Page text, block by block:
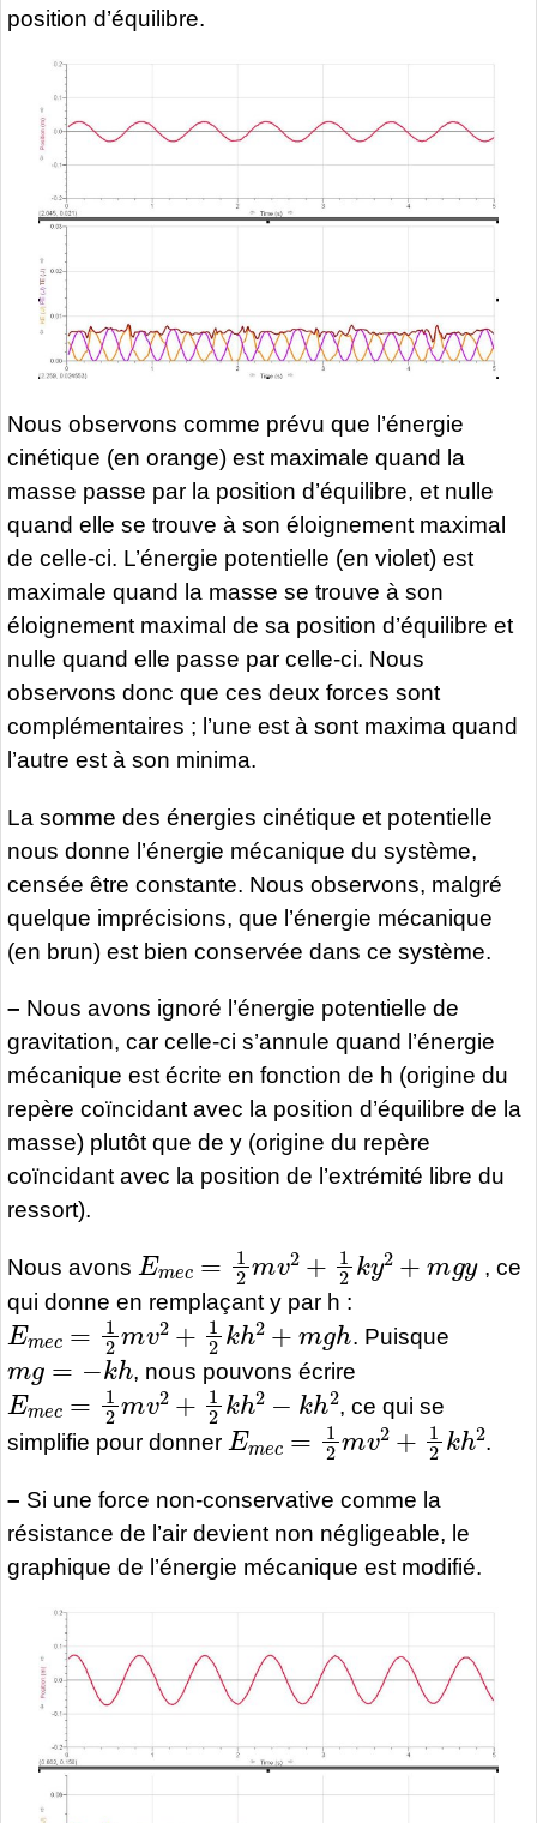
position d’équilibre.
Nous observons comme prévu que l’énergie
cinétique (en orange) est maximale quand la
masse passe par la position d’équilibre, et nulle
quand elle se trouve à son éloignement maximal
de celle-ci. L’énergie potentielle (en violet) est
maximale quand la masse se trouve à son
éloignement maximal de sa position d’équilibre et
nulle quand elle passe par celle-ci. Nous
observons donc que ces deux forces sont
complémentaires ; l’une est à sont maxima quand
l’autre est à son minima.
La somme des énergies cinétique et potentielle
nous donne l’énergie mécanique du système,
censée être constante. Nous observons, malgré
quelque imprécisions, que l’énergie mécanique
(en brun) est bien conservée dans ce système.
– Nous avons ignoré l’énergie potentielle de
gravitation, car celle-ci s’annule quand l’énergie
mécanique est écrite en fonction de h (origine du
repère coïncidant avec la position d’équilibre de la
masse) plutôt que de y (origine du repère
coïncidant avec la position de l’extrémité libre du
ressort).
Nous avons
Em 12 v2 2 k 2
, ce
qui donne en remplaçant y par h :
Emec=12m v2+12kh2+ mg h
. Puisque
mg=− h
, nous pouvons écrire
Em 12mv2+12kh2−k h2
, ce qui se
simplifie pour donner
Em 12 v2 2 k h 2
.
– Si une force non-conservative comme la
résistance de l’air devient non négligeable, le
graphique de l’énergie mécanique est modifié.